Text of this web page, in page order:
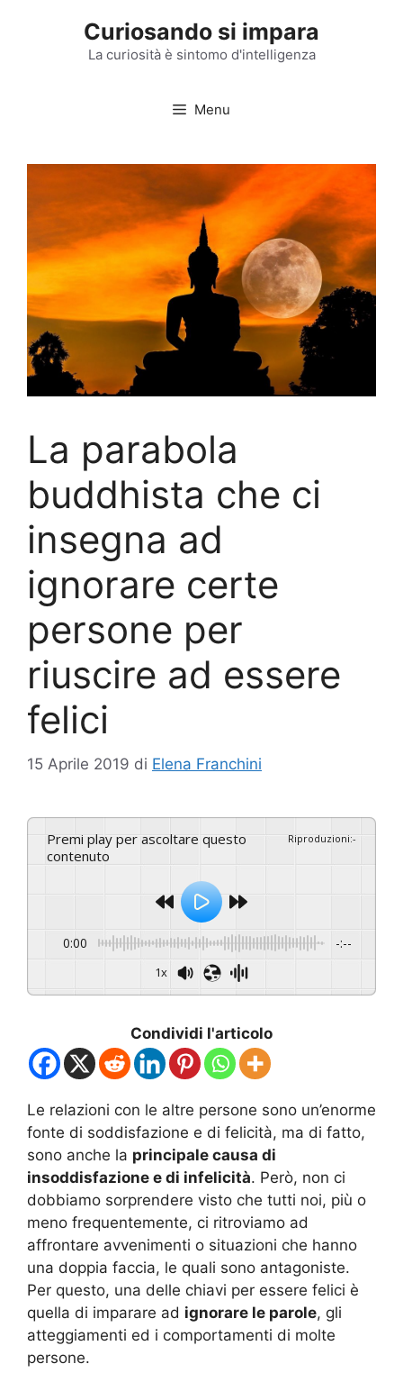
Curiosando si impara
La curiosità è sintomo d'intelligenza
Menu
La parabola
buddhista che ci
insegna ad
ignorare certe
persone per
riuscire ad essere
felici
15 Aprile 2019 di Elena Franchini
Premi play per ascoltare questo
contenuto
Riproduzioni:-
0:00 -:--
1x
Condividi l'articolo
Le relazioni con le altre persone sono un’enorme
fonte di soddisfazione e di felicità, ma di fatto,
sono anche la principale causa di
insoddisfazione e di infelicità. Però, non ci
dobbiamo sorprendere visto che tutti noi, più o
meno frequentemente, ci ritroviamo ad
affrontare avvenimenti o situazioni che hanno
una doppia faccia, le quali sono antagoniste.
Per questo, una delle chiavi per essere felici è
quella di imparare ad ignorare le parole, gli
atteggiamenti ed i comportamenti di molte
persone.